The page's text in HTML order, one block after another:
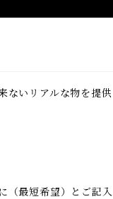
ないリアルな物を提供
（最短希望）とご記入